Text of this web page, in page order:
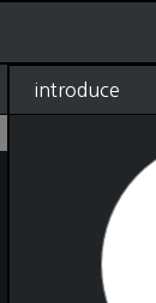
introduce
RSS
java